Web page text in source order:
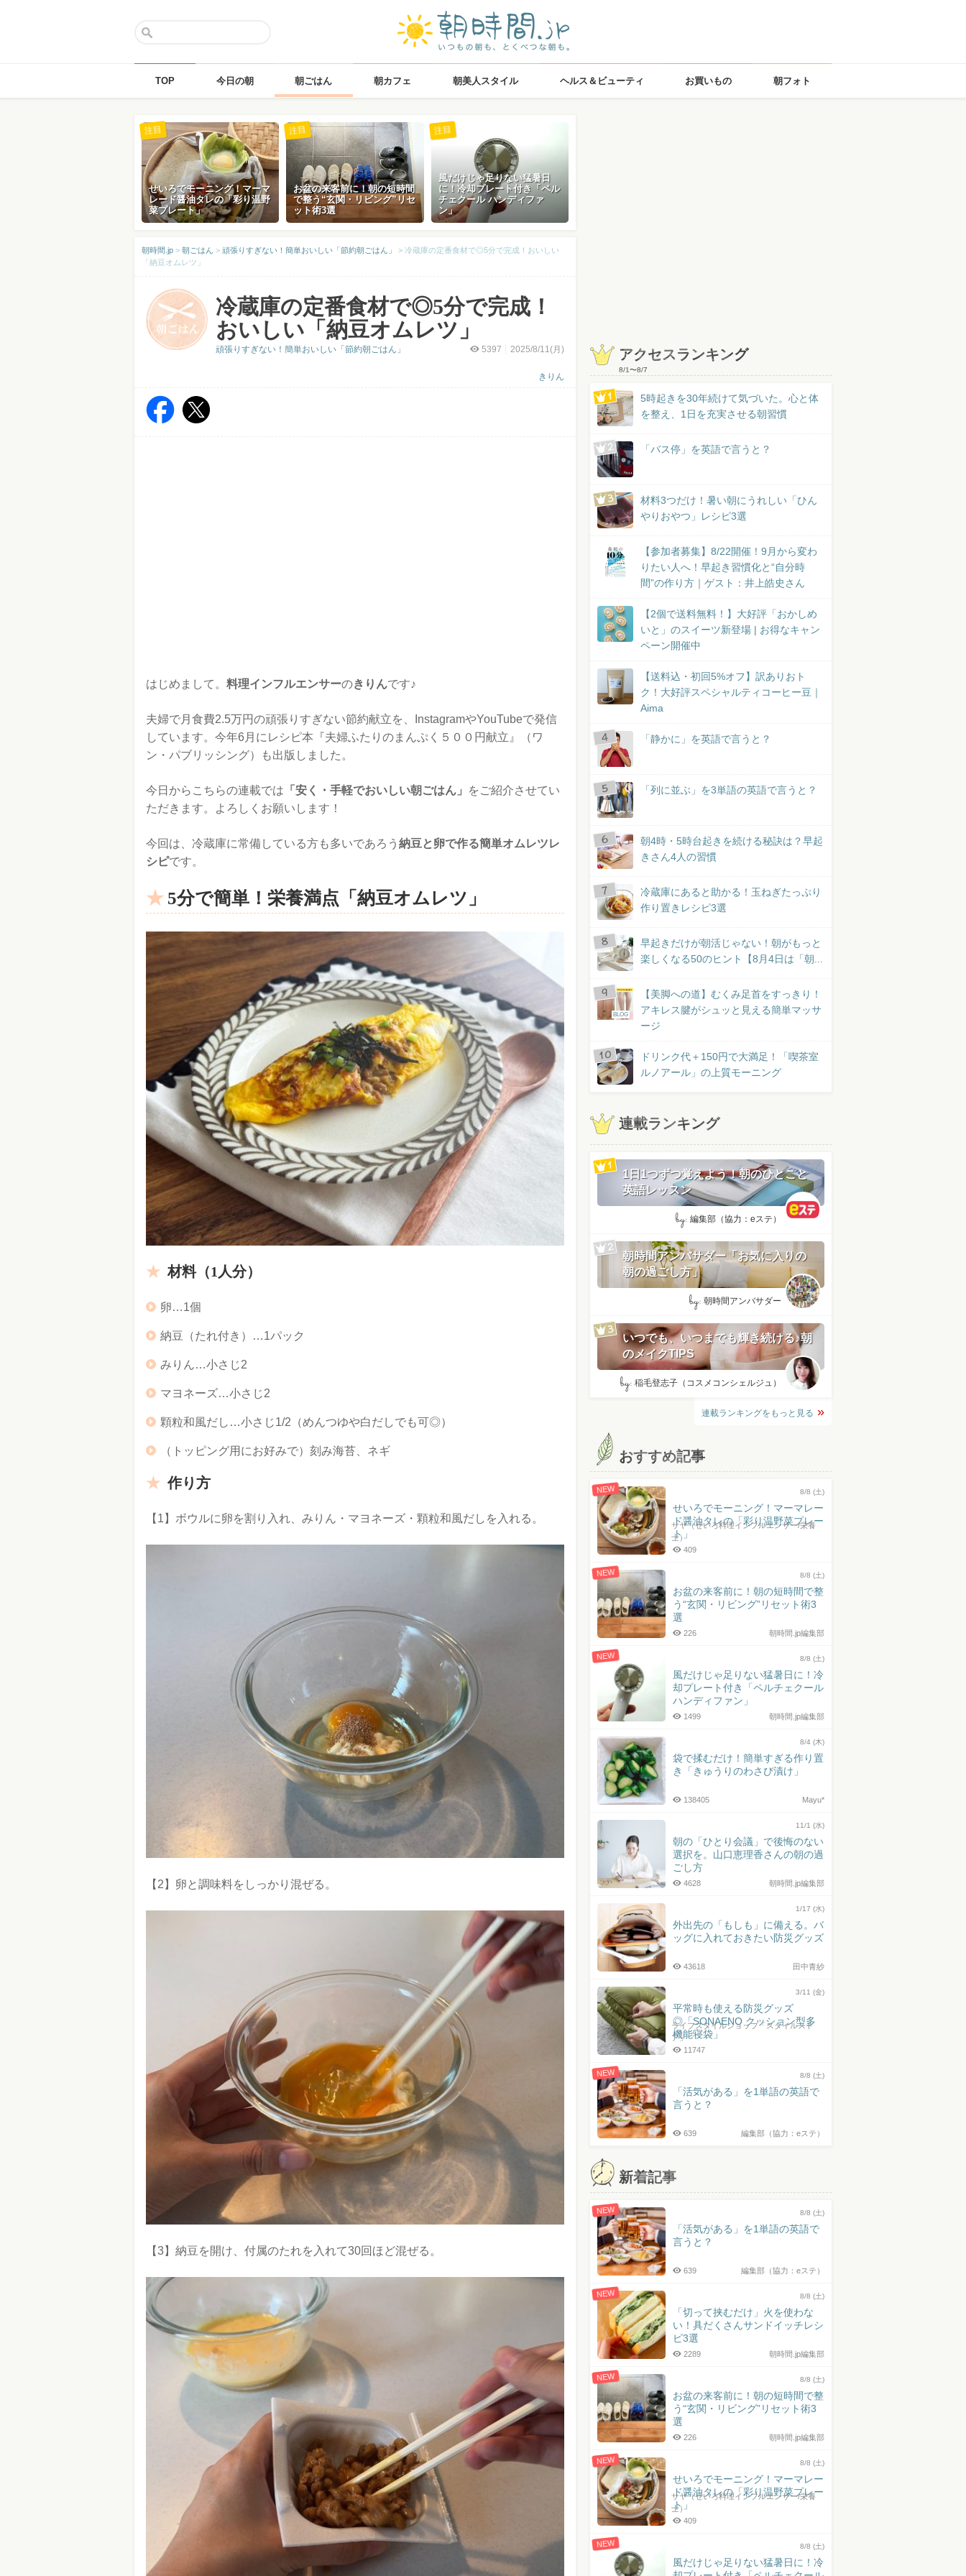
TOP 今日の朝 朝ごはん 朝カフェ 朝美人スタイル ヘルス＆ビューティ お買いもの 朝フォト
せいろでモーニング！マーマ
レード醤油タレの「彩り温野
菜プレート」
注目
お盆の来客前に！朝の短時間
で整う“玄関・リビング”リセ
ット術3選
注目
風だけじゃ足りない猛暑日
に！冷却プレート付き「ペル
チェクール ハンディファ
ン」
注目
朝時間.jp > 朝ごはん > 頑張りすぎない！簡単おいしい「節約朝ごはん」 > 冷蔵庫の定番食材で◎5分で完成！おいしい
「納豆オムレツ」
冷蔵庫の定番食材で◎5分で完成！
おいしい「納豆オムレツ」
5397 2025/8/11(月)
きりん
頑張りすぎない！簡単おいしい「節約朝ごはん」
はじめまして。 料理インフルエンサーのきりんです♪
夫婦で月食費2.5万円の頑張りすぎない節約献立を、InstagramやYouTubeで発信
しています。今年6月にレシピ本『夫婦ふたりのまんぷく５００円献立』（ワ
ン・パブリッシング）も出版しました。
今日からこちらの連載では 「安く・手軽でおいしい朝ごはん」
をご紹介させてい
ただきます。よろしくお願いします！
今回は、冷蔵庫に常備している方も多いであろう 納豆と卵で作る簡単オムレツレ
シピです。
5分で簡単！栄養満点「納豆オムレツ」
材料（1人分）
卵…1個
納豆（たれ付き）…1パック
みりん…小さじ2
マヨネーズ…小さじ2
顆粒和風だし…小さじ1/2（めんつゆや白だしでも可◎）
（トッピング用にお好みで）刻み海苔、ネギ
作り方
【1】ボウルに卵を割り入れ、みりん・マヨネーズ・顆粒和風だしを入れる。
【2】卵と調味料をしっかり混ぜる。
【3】納豆を開け、付属のたれを入れて30回ほど混ぜる。
アクセスランキング
8/1〜8/7
5時起きを30年続けて気づいた。心と体
を整え、1日を充実させる朝習慣
「バス停」を英語で言うと？
材料3つだけ！暑い朝にうれしい「ひん
やりおやつ」レシピ3選
【参加者募集】8/22開催！9月から変わ
りたい人へ！早起き習慣化と“自分時
間”の作り方｜ゲスト：井上皓史さん
【2個で送料無料！】大好評「おかしめ
いと」のスイーツ新登場 | お得なキャン
ペーン開催中
【送料込・初回5%オフ】訳ありおト
ク！大好評スペシャルティコーヒー豆｜
Aima
「静かに」を英語で言うと？
「列に並ぶ」を3単語の英語で言うと？
朝4時・5時台起きを続ける秘訣は？早起
きさん4人の習慣
冷蔵庫にあると助かる！玉ねぎたっぷり
作り置きレシピ3選
早起きだけが朝活じゃない！朝がもっと
楽しくなる50のヒント【8月4日は「朝...
BLOG
【美脚への道】むくみ足首をすっきり！
アキレス腱がシュッと見える簡単マッサ
ージ
ドリンク代＋150円で大満足！「喫茶室
ルノアール」の上質モーニング
連載ランキング
1日1つずつ覚えよう！朝のひとこと
英語レッスン
by: 編集部（協力：eステ）
朝時間アンバサダー「お気に入りの
朝の過ごし方」
by: 朝時間アンバサダー
いつでも、いつまでも輝き続ける♪朝
のメイクTIPS
by: 稲毛登志子（コスメコンシェルジュ）
連載ランキングをもっと見る
おすすめ記事
NEW 8/8 (土)
せいろでモーニング！マーマレー
ド醤油タレの「彩り温野菜プレー
ト」
サヤ（せいろ料理インフルエンサー/栄養
士）
409
NEW 8/8 (土)
お盆の来客前に！朝の短時間で整
う“玄関・リビング”リセット術3
選
朝時間.jp編集部
226
NEW 8/8 (土)
風だけじゃ足りない猛暑日に！冷
却プレート付き「ペルチェクール
ハンディファン」
朝時間.jp編集部
1499
8/4 (木)
袋で揉むだけ！簡単すぎる作り置
き「きゅうりのわさび漬け」
Mayu*
138405
11/1 (水)
朝の「ひとり会議」で後悔のない
選択を。山口恵理香さんの朝の過
ごし方
朝時間.jp編集部
4628
1/17 (水)
外出先の「もしも」に備える。バ
ッグに入れておきたい防災グッズ
田中青紗
43618
3/11 (金)
平常時も使える防災グッズ
◎「SONAENO クッション型多
機能寝袋」
ライフスタイルショップ「スタイルスト
ア」
11747
NEW 8/8 (土)
「活気がある」を1単語の英語で
言うと？
編集部（協力：eステ）
639
新着記事
NEW 8/8 (土)
「活気がある」を1単語の英語で
言うと？
編集部（協力：eステ）
639
NEW 8/8 (土)
「切って挟むだけ」火を使わな
い！具だくさんサンドイッチレシ
ピ3選
朝時間.jp編集部
2289
NEW 8/8 (土)
お盆の来客前に！朝の短時間で整
う“玄関・リビング”リセット術3
選
朝時間.jp編集部
226
NEW 8/8 (土)
せいろでモーニング！マーマレー
ド醤油タレの「彩り温野菜プレー
ト」
サヤ（せいろ料理インフルエンサー/栄養
士）
409
NEW 8/8 (土)
風だけじゃ足りない猛暑日に！冷